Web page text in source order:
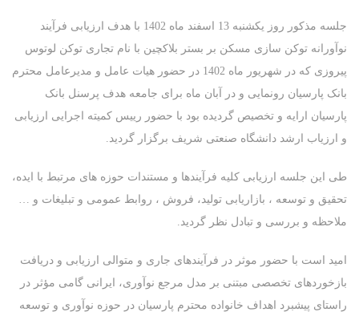
نام نوآوری
جلسه مذکور روز یکشنبه 13 اسفند‌ ماه 1402 با هدف ارزیابی فرآیند
نوآورانه توکن سازی مسکن بر بستر بلاکچین با نام تجاری توکن لوتوس
پیروزی که در شهریور ماه
1402 در حضور هیات عامل و مدیرعامل محترم
بانک پارسیان رونمایی و در آبان ماه برای جامعه هدف پرسنل بانک
پارسیان ارایه و تخصیص گردیده بود با حضور رییس کمیته اجرایی ارزیابی
و ارزیاب ارشد دانشگاه صنعتی شریف برگزار گردید.
طی این جلسه ارزیابی کلیه فرآیندها و مستندات حوزه های مرتبط با ایده،
تحقیق و توسعه ، بازاریابی تولید، فروش ، روابط عمومی و تبلیغات و …
ملاحظه و بررسی و تبادل نظر گردید.
امید است با حضور موثر در فرآیندهای جاری و متوالی ارزیابی و دریافت
بازخوردهای تخصصی مبتنی بر مدل مرجع نوآوری، ایرانی گامی مؤثر در
راستای پیشبرد اهداف خانواده محترم پارسیان در حوزه نوآوری و توسعه